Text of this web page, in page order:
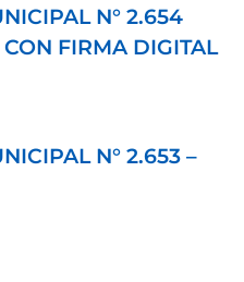
N° 2.654
FIRMA DIGITAL
N° 2.653 –